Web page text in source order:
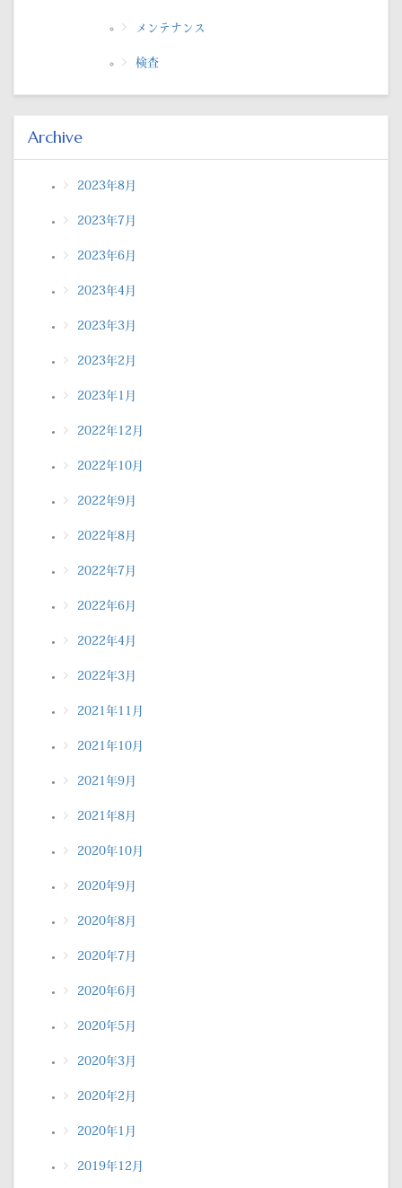
メンテナンス
検査
Archive
2023年8月
2023年7月
2023年6月
2023年4月
2023年3月
2023年2月
2023年1月
2022年12月
2022年10月
2022年9月
2022年8月
2022年7月
2022年6月
2022年4月
2022年3月
2021年11月
2021年10月
2021年9月
2021年8月
2020年10月
2020年9月
2020年8月
2020年7月
2020年6月
2020年5月
2020年3月
2020年2月
2020年1月
2019年12月